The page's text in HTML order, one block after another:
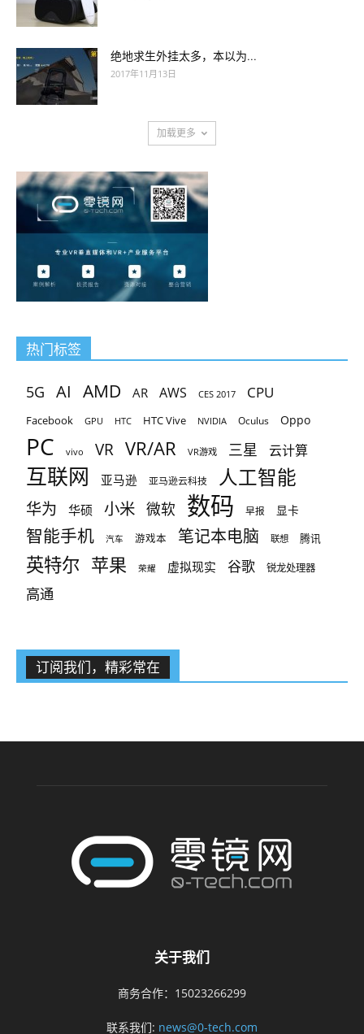
绝地求生外挂太多，本以为...
2017年11月13日
加载更多
热门标签
5G AI AMD AR AWS CES 2017 CPU
Facebook GPU HTC HTC Vive NVIDIA Oculus Oppo
PC vivo VR VR/AR VR游戏 三星 云计算
互联网 亚马逊 亚马逊云科技 人工智能
华为 华硕 小米 微软 数码 早报 显卡
智能手机 汽车 游戏本 笔记本电脑 联想 腾讯
英特尔 苹果 荣耀 虚拟现实 谷歌 锐龙处理器
高通
订阅我们，精彩常在
关于我们
商务合作：15023266299
联系我们: news@0-tech.com